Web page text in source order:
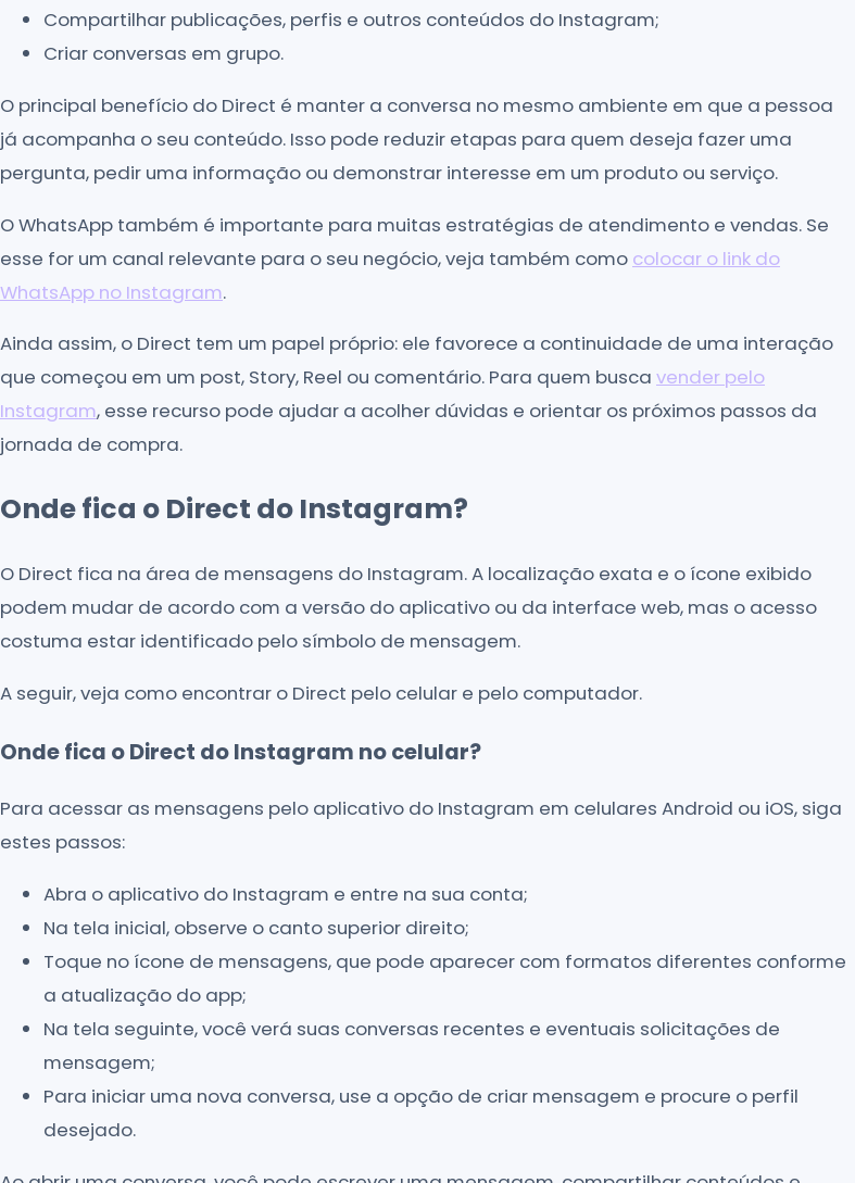
Compartilhar publicações, perfis e outros conteúdos do Instagram;
Criar conversas em grupo.
O principal benefício do Direct é manter a conversa no mesmo ambiente em que a pessoa
já acompanha o seu conteúdo. Isso pode reduzir etapas para quem deseja fazer uma
pergunta, pedir uma informação ou demonstrar interesse em um produto ou serviço.
O WhatsApp também é importante para muitas estratégias de atendimento e vendas. Se
esse for um canal relevante para o seu negócio, veja também como colocar o link do
WhatsApp no Instagram.
Ainda assim, o Direct tem um papel próprio: ele favorece a continuidade de uma interação
que começou em um post, Story, Reel ou comentário. Para quem busca vender pelo
Instagram, esse recurso pode ajudar a acolher dúvidas e orientar os próximos passos da
jornada de compra.
Onde fica o Direct do Instagram?
O Direct fica na área de mensagens do Instagram. A localização exata e o ícone exibido
podem mudar de acordo com a versão do aplicativo ou da interface web, mas o acesso
costuma estar identificado pelo símbolo de mensagem.
A seguir, veja como encontrar o Direct pelo celular e pelo computador.
Onde fica o Direct do Instagram no celular?
Para acessar as mensagens pelo aplicativo do Instagram em celulares Android ou iOS, siga
estes passos:
Abra o aplicativo do Instagram e entre na sua conta;
Na tela inicial, observe o canto superior direito;
Toque no ícone de mensagens, que pode aparecer com formatos diferentes conforme
a atualização do app;
Na tela seguinte, você verá suas conversas recentes e eventuais solicitações de
mensagem;
Para iniciar uma nova conversa, use a opção de criar mensagem e procure o perfil
desejado.